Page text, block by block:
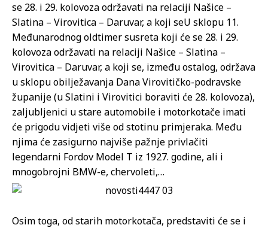
se 28. i 29. kolovoza održavati na relaciji Našice –
Slatina – Virovitica – Daruvar, a koji seU sklopu 11.
Međunarodnog oldtimer susreta koji će se 28. i 29.
kolovoza održavati na relaciji Našice – Slatina –
Virovitica – Daruvar, a koji se, između ostalog, održava
u sklopu obilježavanja Dana Virovitičko-podravske
županije (u Slatini i Virovitici boraviti će 28. kolovoza),
zaljubljenici u stare automobile i motorkotače imati
će prigodu vidjeti više od stotinu primjeraka. Među
njima će zasigurno najviše pažnje privlačiti
legendarni Fordov Model T iz 1927. godine, ali i
mnogobrojni BMW-e, chervoleti,…
Osim toga, od starih motorkotača, predstaviti će se i